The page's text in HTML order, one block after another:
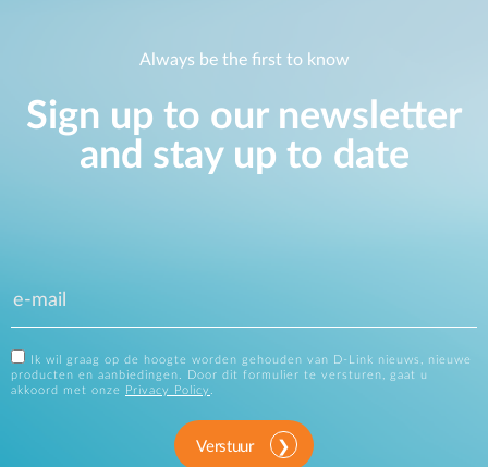
Always be the first to know
Sign up to our newsletter
and stay up to date
Ik wil graag op de hoogte worden gehouden van D-Link nieuws, nieuwe
producten en aanbiedingen. Door dit formulier te versturen, gaat u
akkoord met onze
Privacy Policy .
Verstuur